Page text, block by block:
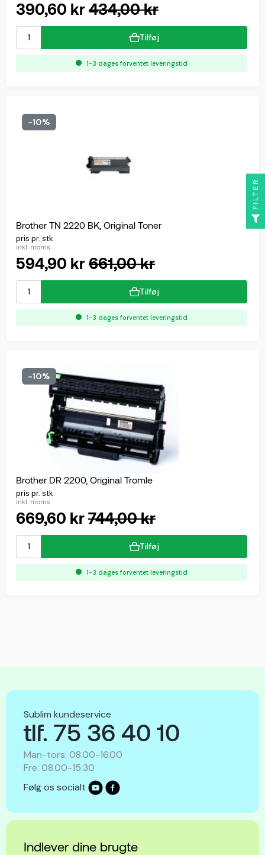
390,60 kr434,00 kr
Tilføj
1-3 dages forventet leveringstid
-10%
Brother TN 2220 BK, Original Toner
pris pr. stk.
inkl. moms
594,90 kr661,00 kr
Tilføj
1-3 dages forventet leveringstid
-10%
Brother DR 2200, Original Tromle
pris pr. stk.
inkl. moms
669,60 kr744,00 kr
Tilføj
1-3 dages forventet leveringstid
Sublim kundeservice
tlf. 75 36 40 10
Man-tors: 08.00-16.00
Fre: 08.00-15:30
Følg os socialt
Indlever dine brugte
FILTER